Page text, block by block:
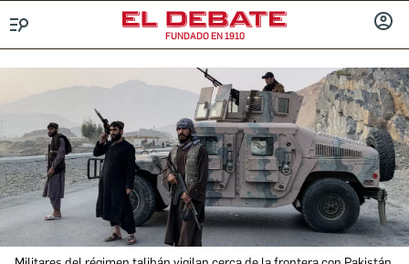
FUNDADO EN 1910